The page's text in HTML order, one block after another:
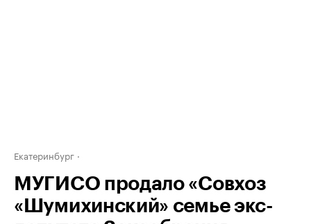
Екатеринбург
МУГИСО продало «Совхоз
«Шумихинский» семье экс-